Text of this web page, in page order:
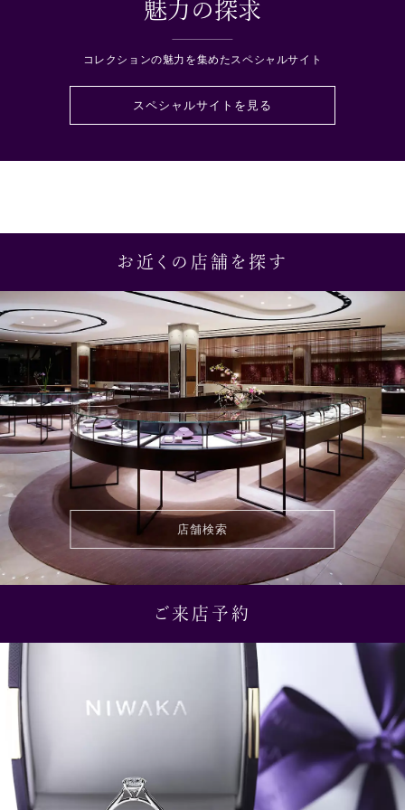
魅力の探求
コレクションの魅力を集めたスペシャルサイト
スペシャルサイトを見る
お近くの店舗を探す
店舗検索
ご来店予約